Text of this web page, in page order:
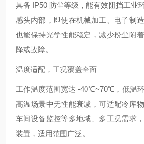
具备 IP50 防尘等级，能有效阻挡工业
感头内部，即使在机械加工、电子制
也能保持光学性能稳定，减少粉尘附
降或故障。
温度适配，工况覆盖全面
工作温度范围宽达 -40℃~70℃，低温环
高温场景中无性能衰减，可适配冷库
车间设备监控等多地域、多工况需求
装置，适用范围广泛。